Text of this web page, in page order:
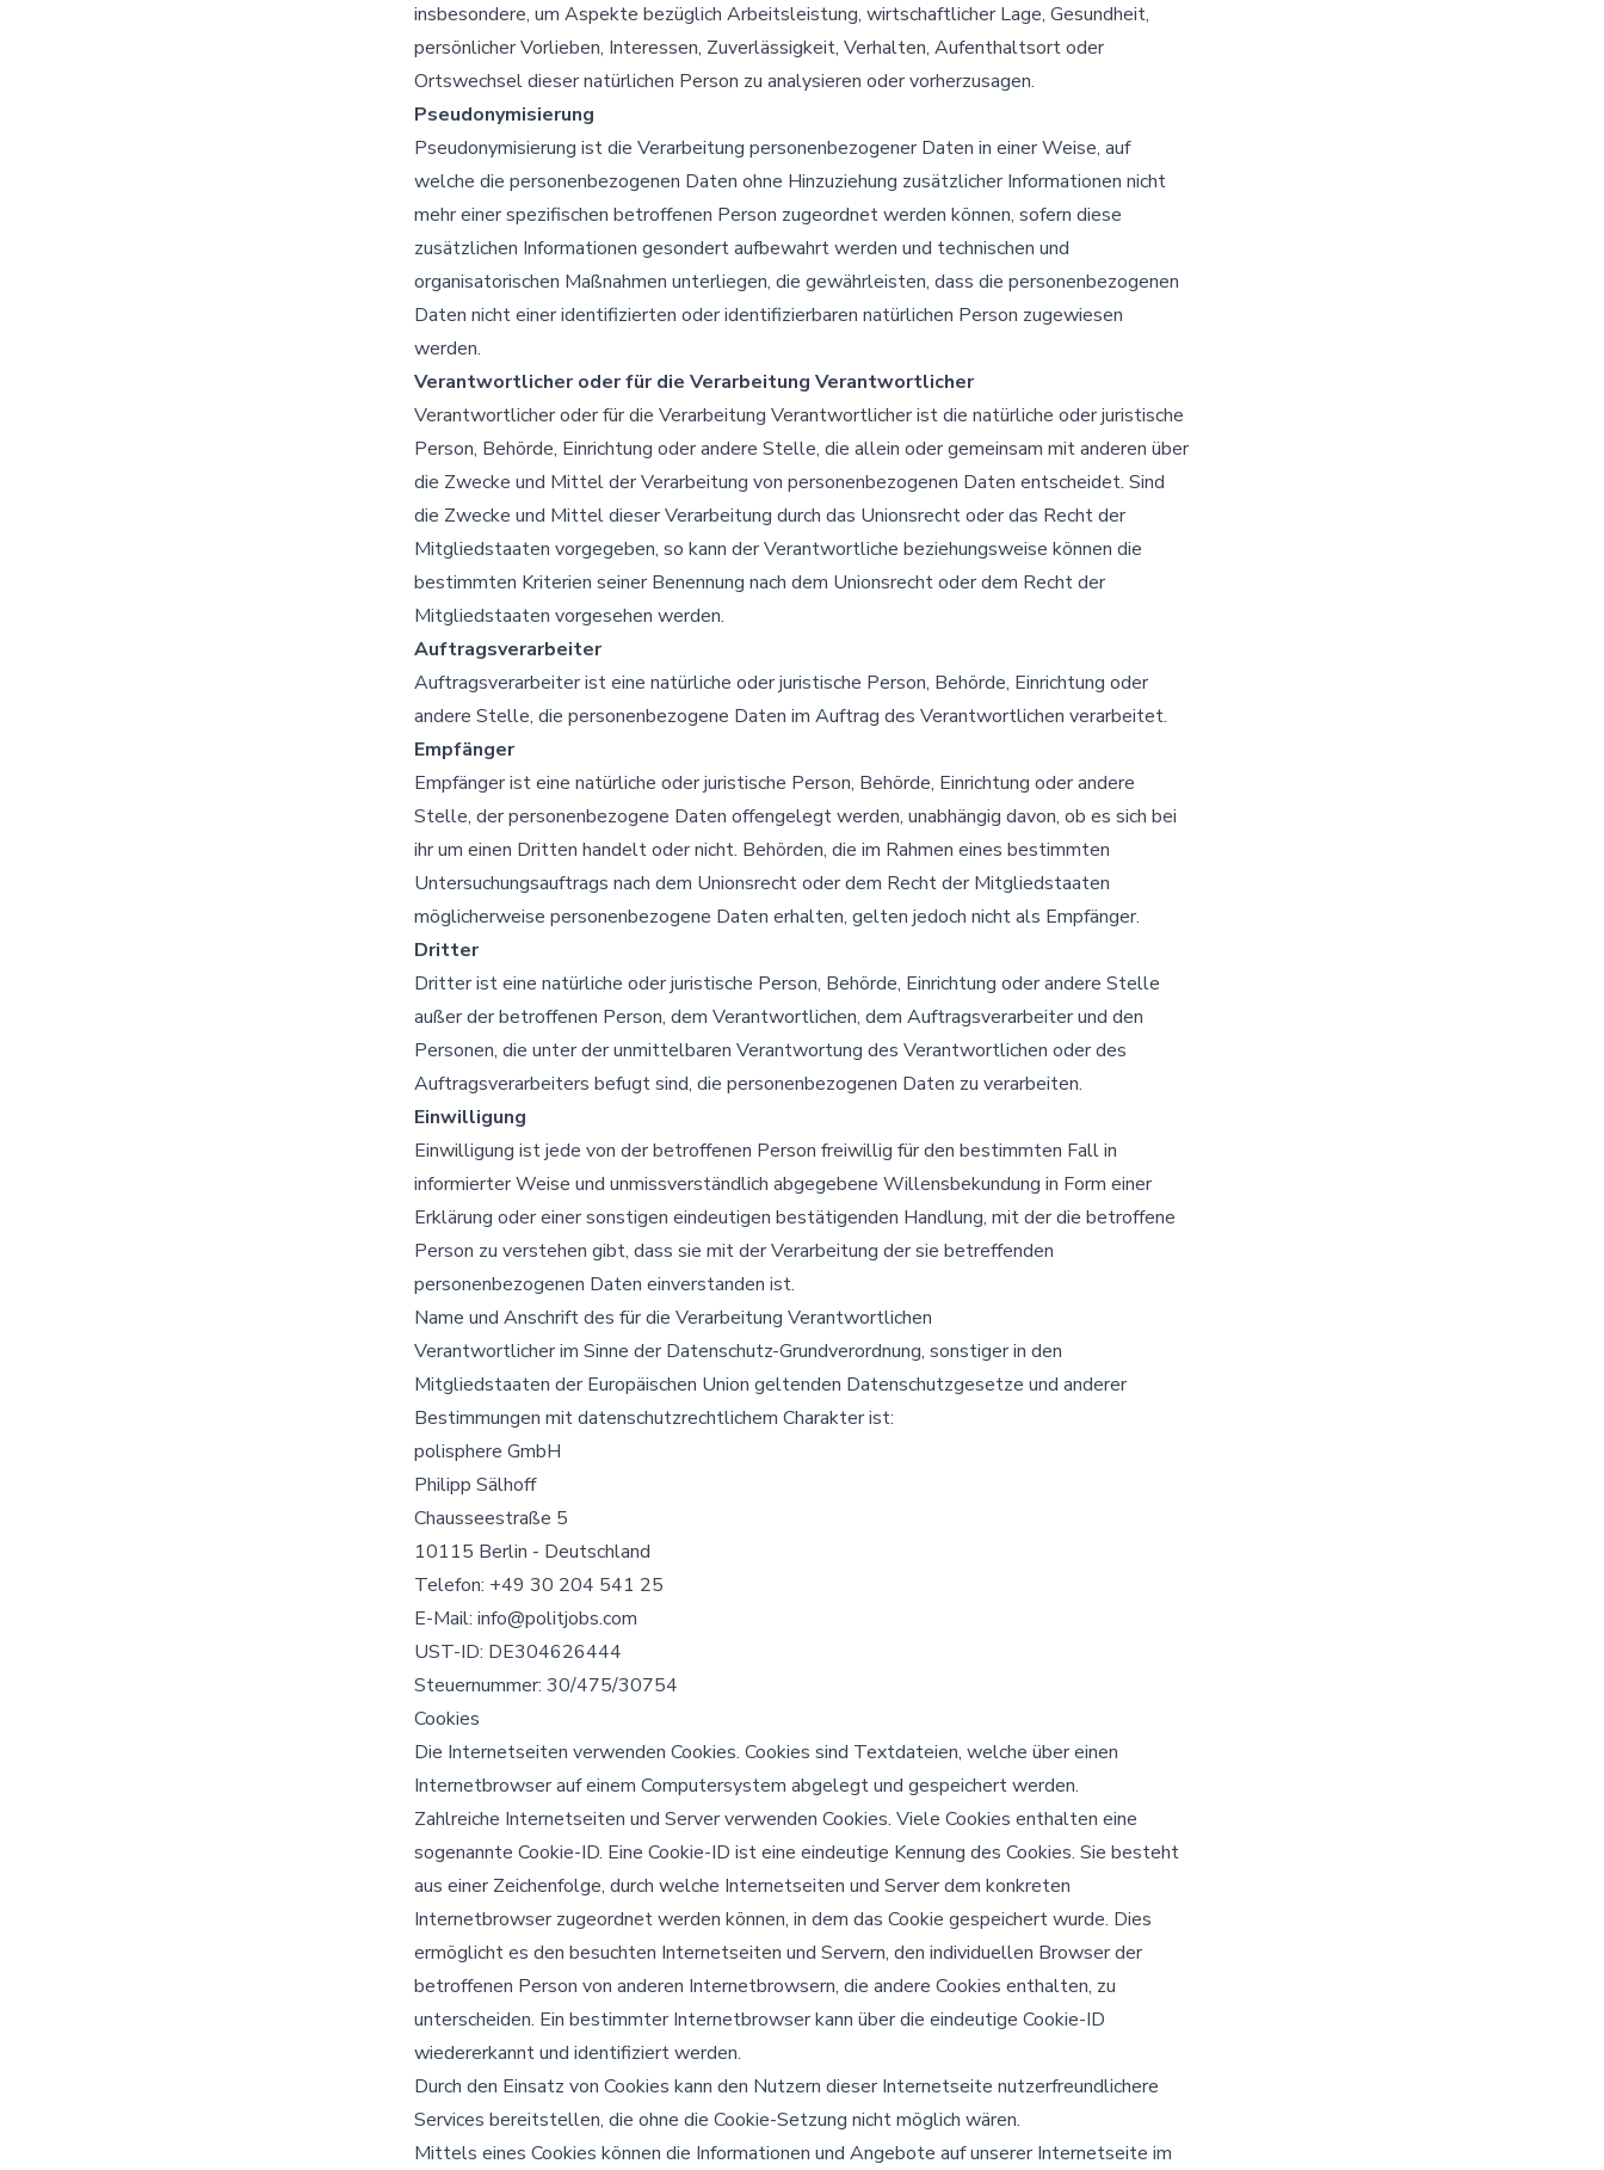
insbesondere, um Aspekte bezüglich Arbeitsleistung, wirtschaftlicher Lage, Gesundheit,
persönlicher Vorlieben, Interessen, Zuverlässigkeit, Verhalten, Aufenthaltsort oder
Ortswechsel dieser natürlichen Person zu analysieren oder vorherzusagen.
Pseudonymisierung
Pseudonymisierung ist die Verarbeitung personenbezogener Daten in einer Weise, auf
welche die personenbezogenen Daten ohne Hinzuziehung zusätzlicher Informationen nicht
mehr einer spezifischen betroffenen Person zugeordnet werden können, sofern diese
zusätzlichen Informationen gesondert aufbewahrt werden und technischen und
organisatorischen Maßnahmen unterliegen, die gewährleisten, dass die personenbezogenen
Daten nicht einer identifizierten oder identifizierbaren natürlichen Person zugewiesen
werden.
Verantwortlicher oder für die Verarbeitung Verantwortlicher
Verantwortlicher oder für die Verarbeitung Verantwortlicher ist die natürliche oder juristische
Person, Behörde, Einrichtung oder andere Stelle, die allein oder gemeinsam mit anderen über
die Zwecke und Mittel der Verarbeitung von personenbezogenen Daten entscheidet. Sind
die Zwecke und Mittel dieser Verarbeitung durch das Unionsrecht oder das Recht der
Mitgliedstaaten vorgegeben, so kann der Verantwortliche beziehungsweise können die
bestimmten Kriterien seiner Benennung nach dem Unionsrecht oder dem Recht der
Mitgliedstaaten vorgesehen werden.
Auftragsverarbeiter
Auftragsverarbeiter ist eine natürliche oder juristische Person, Behörde, Einrichtung oder
andere Stelle, die personenbezogene Daten im Auftrag des Verantwortlichen verarbeitet.
Empfänger
Empfänger ist eine natürliche oder juristische Person, Behörde, Einrichtung oder andere
Stelle, der personenbezogene Daten offengelegt werden, unabhängig davon, ob es sich bei
ihr um einen Dritten handelt oder nicht. Behörden, die im Rahmen eines bestimmten
Untersuchungsauftrags nach dem Unionsrecht oder dem Recht der Mitgliedstaaten
möglicherweise personenbezogene Daten erhalten, gelten jedoch nicht als Empfänger.
Dritter
Dritter ist eine natürliche oder juristische Person, Behörde, Einrichtung oder andere Stelle
außer der betroffenen Person, dem Verantwortlichen, dem Auftragsverarbeiter und den
Personen, die unter der unmittelbaren Verantwortung des Verantwortlichen oder des
Auftragsverarbeiters befugt sind, die personenbezogenen Daten zu verarbeiten.
Einwilligung
Einwilligung ist jede von der betroffenen Person freiwillig für den bestimmten Fall in
informierter Weise und unmissverständlich abgegebene Willensbekundung in Form einer
Erklärung oder einer sonstigen eindeutigen bestätigenden Handlung, mit der die betroffene
Person zu verstehen gibt, dass sie mit der Verarbeitung der sie betreffenden
personenbezogenen Daten einverstanden ist.
Name und Anschrift des für die Verarbeitung Verantwortlichen
Verantwortlicher im Sinne der Datenschutz-Grundverordnung, sonstiger in den
Mitgliedstaaten der Europäischen Union geltenden Datenschutzgesetze und anderer
Bestimmungen mit datenschutzrechtlichem Charakter ist:
polisphere GmbH
Philipp Sälhoff
Chausseestraße 5
10115 Berlin - Deutschland
Telefon: +49 30 204 541 25
E-Mail: info@politjobs.com
UST-ID: DE304626444
Steuernummer: 30/475/30754
Cookies
Die Internetseiten verwenden Cookies. Cookies sind Textdateien, welche über einen
Internetbrowser auf einem Computersystem abgelegt und gespeichert werden.
Zahlreiche Internetseiten und Server verwenden Cookies. Viele Cookies enthalten eine
sogenannte Cookie-ID. Eine Cookie-ID ist eine eindeutige Kennung des Cookies. Sie besteht
aus einer Zeichenfolge, durch welche Internetseiten und Server dem konkreten
Internetbrowser zugeordnet werden können, in dem das Cookie gespeichert wurde. Dies
ermöglicht es den besuchten Internetseiten und Servern, den individuellen Browser der
betroffenen Person von anderen Internetbrowsern, die andere Cookies enthalten, zu
unterscheiden. Ein bestimmter Internetbrowser kann über die eindeutige Cookie-ID
wiedererkannt und identifiziert werden.
Durch den Einsatz von Cookies kann den Nutzern dieser Internetseite nutzerfreundlichere
Services bereitstellen, die ohne die Cookie-Setzung nicht möglich wären.
Mittels eines Cookies können die Informationen und Angebote auf unserer Internetseite im